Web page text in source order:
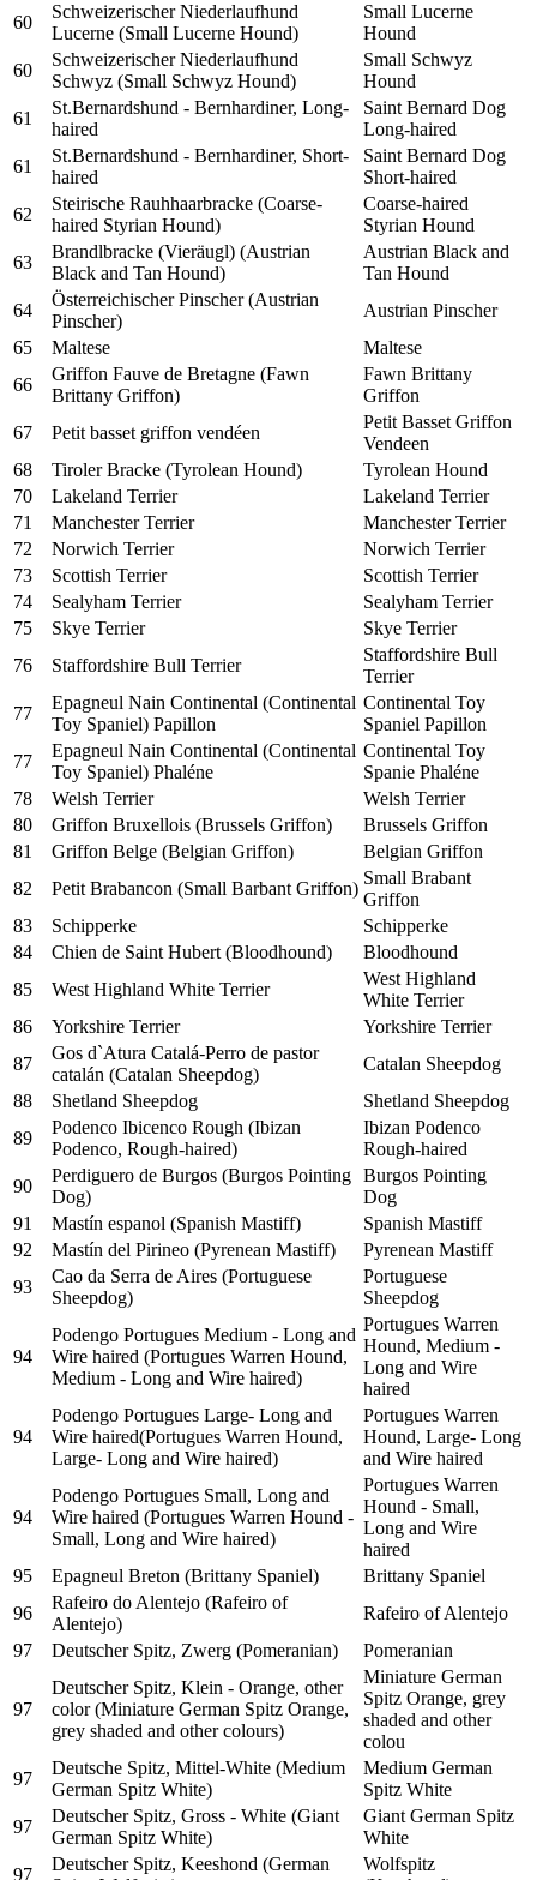
60
Schweizerischer Niederlaufhund
Lucerne (Small Lucerne Hound)
Small Lucerne
Hound
60
Schweizerischer Niederlaufhund
Schwyz (Small Schwyz Hound)
Small Schwyz
Hound
61
St.Bernardshund - Bernhardiner, Long-
haired
Saint Bernard Dog
Long-haired
61
St.Bernardshund - Bernhardiner, Short-
haired
Saint Bernard Dog
Short-haired
62
Steirische Rauhhaarbracke (Coarse-
haired Styrian Hound)
Coarse-haired
Styrian Hound
63
Brandlbracke (Vieräugl) (Austrian
Black and Tan Hound)
Austrian Black and
Tan Hound
64
Österreichischer Pinscher (Austrian
Pinscher)
Austrian Pinscher
65
Maltese
Maltese
66
Griffon Fauve de Bretagne (Fawn
Brittany Griffon)
Fawn Brittany
Griffon
67
Petit basset griffon vendéen
Petit Basset Griffon
Vendeen
68
Tiroler Bracke (Tyrolean Hound)
Tyrolean Hound
70
Lakeland Terrier
Lakeland Terrier
71
Manchester Terrier
Manchester Terrier
72
Norwich Terrier
Norwich Terrier
73
Scottish Terrier
Scottish Terrier
74
Sealyham Terrier
Sealyham Terrier
75
Skye Terrier
Skye Terrier
76
Staffordshire Bull Terrier
Staffordshire Bull
Terrier
77
Epagneul Nain Continental (Continental
Toy Spaniel) Papillon
Continental Toy
Spaniel Papillon
77
Epagneul Nain Continental (Continental
Toy Spaniel) Phaléne
Continental Toy
Spanie Phaléne
78
Welsh Terrier
Welsh Terrier
80
Griffon Bruxellois (Brussels Griffon)
Brussels Griffon
81
Griffon Belge (Belgian Griffon)
Belgian Griffon
82
Petit Brabancon (Small Barbant Griffon)
Small Brabant
Griffon
83
Schipperke
Schipperke
84
Chien de Saint Hubert (Bloodhound)
Bloodhound
85
West Highland White Terrier
West Highland
White Terrier
86
Yorkshire Terrier
Yorkshire Terrier
87
Gos d`Atura Catalá-Perro de pastor
catalán (Catalan Sheepdog)
Catalan Sheepdog
88
Shetland Sheepdog
Shetland Sheepdog
89
Podenco Ibicenco Rough (Ibizan
Podenco, Rough-haired)
Ibizan Podenco
Rough-haired
90
Perdiguero de Burgos (Burgos Pointing
Dog)
Burgos Pointing
Dog
91
Mastín espanol (Spanish Mastiff)
Spanish Mastiff
92
Mastín del Pirineo (Pyrenean Mastiff)
Pyrenean Mastiff
93
Cao da Serra de Aires (Portuguese
Sheepdog)
Portuguese
Sheepdog
94
Podengo Portugues Medium - Long and
Wire haired (Portugues Warren Hound,
Medium - Long and Wire haired)
Portugues Warren
Hound, Medium -
Long and Wire
haired
94
Podengo Portugues Large- Long and
Wire haired(Portugues Warren Hound,
Large- Long and Wire haired)
Portugues Warren
Hound, Large- Long
and Wire haired
94
Podengo Portugues Small, Long and
Wire haired (Portugues Warren Hound -
Small, Long and Wire haired)
Portugues Warren
Hound - Small,
Long and Wire
haired
95
Epagneul Breton (Brittany Spaniel)
Brittany Spaniel
96
Rafeiro do Alentejo (Rafeiro of
Alentejo)
Rafeiro of Alentejo
97
Deutscher Spitz, Zwerg (Pomeranian) Pomeranian
97
Deutscher Spitz, Klein - Orange, other
color (Miniature German Spitz Orange,
grey shaded and other colours)
Miniature German
Spitz Orange, grey
shaded and other
colou
97
Deutsche Spitz, Mittel-White (Medium
German Spitz White)
Medium German
Spitz White
97
Deutscher Spitz, Gross - White (Giant
German Spitz White)
Giant German Spitz
White
97
Deutscher Spitz, Keeshond (German
Wolfspitz